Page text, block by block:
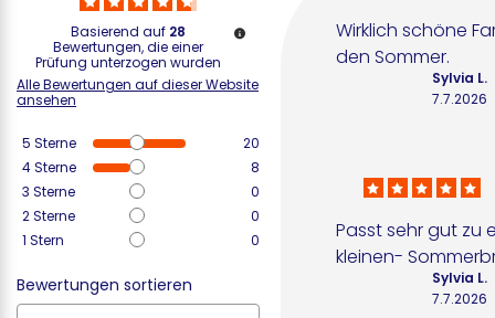
Basierend auf 28
Bewertungen, die einer
Prüfung unterzogen wurden
Alle Bewertungen auf dieser Website
ansehen
5 Sterne
20
4Sterne
8
3 Sterne
0
2Sterne
0
1 Stern 0
Bewertungen sortieren
Wirklich schöne
den Sommer.
7.7.2026
Sylvia L.
Passt sehr gut zu
kleinen-
7.7.2026
Sylvia L.